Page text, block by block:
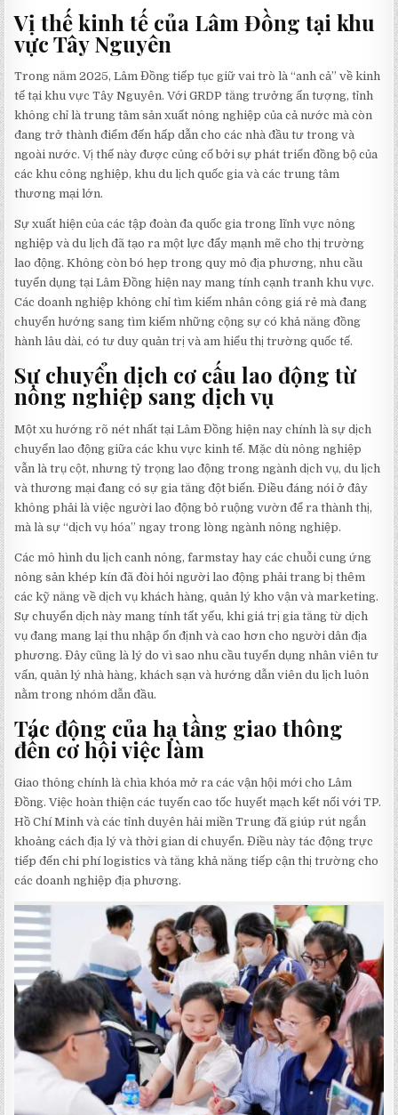
Vị thế kinh tế của Lâm Đồng tại khu
vực Tây Nguyên
Trong năm 2025, Lâm Đồng tiếp tục giữ vai trò là “anh cả” về kinh
tế tại khu vực Tây Nguyên. Với GRDP tăng trưởng ấn tượng, tỉnh
không chỉ là trung tâm sản xuất nông nghiệp của cả nước mà còn
đang trở thành điểm đến hấp dẫn cho các nhà đầu tư trong và
ngoài nước. Vị thế này được củng cố bởi sự phát triển đồng bộ của
các khu công nghiệp, khu du lịch quốc gia và các trung tâm
thương mại lớn.
Sự xuất hiện của các tập đoàn đa quốc gia trong lĩnh vực nông
nghiệp và du lịch đã tạo ra một lực đẩy mạnh mẽ cho thị trường
lao động. Không còn bó hẹp trong quy mô địa phương, nhu cầu
tuyển dụng tại Lâm Đồng hiện nay mang tính cạnh tranh khu vực.
Các doanh nghiệp không chỉ tìm kiếm nhân công giá rẻ mà đang
chuyển hướng sang tìm kiếm những cộng sự có khả năng đồng
hành lâu dài, có tư duy quản trị và am hiểu thị trường quốc tế.
Sự chuyển dịch cơ cấu lao động từ
nông nghiệp sang dịch vụ
Một xu hướng rõ nét nhất tại Lâm Đồng hiện nay chính là sự dịch
chuyển lao động giữa các khu vực kinh tế. Mặc dù nông nghiệp
vẫn là trụ cột, nhưng tỷ trọng lao động trong ngành dịch vụ, du lịch
và thương mại đang có sự gia tăng đột biến. Điều đáng nói ở đây
không phải là việc người lao động bỏ ruộng vườn để ra thành thị,
mà là sự “dịch vụ hóa” ngay trong lòng ngành nông nghiệp.
Các mô hình du lịch canh nông, farmstay hay các chuỗi cung ứng
nông sản khép kín đã đòi hỏi người lao động phải trang bị thêm
các kỹ năng về dịch vụ khách hàng, quản lý kho vận và marketing.
Sự chuyển dịch này mang tính tất yếu, khi giá trị gia tăng từ dịch
vụ đang mang lại thu nhập ổn định và cao hơn cho người dân địa
phương. Đây cũng là lý do vì sao nhu cầu tuyển dụng nhân viên tư
vấn, quản lý nhà hàng, khách sạn và hướng dẫn viên du lịch luôn
nằm trong nhóm dẫn đầu.
Tác động của hạ tầng giao thông
đến cơ hội việc làm
Giao thông chính là chìa khóa mở ra các vận hội mới cho Lâm
Đồng. Việc hoàn thiện các tuyến cao tốc huyết mạch kết nối với TP.
Hồ Chí Minh và các tỉnh duyên hải miền Trung đã giúp rút ngắn
khoảng cách địa lý và thời gian di chuyển. Điều này tác động trực
tiếp đến chi phí logistics và tăng khả năng tiếp cận thị trường cho
các doanh nghiệp địa phương.